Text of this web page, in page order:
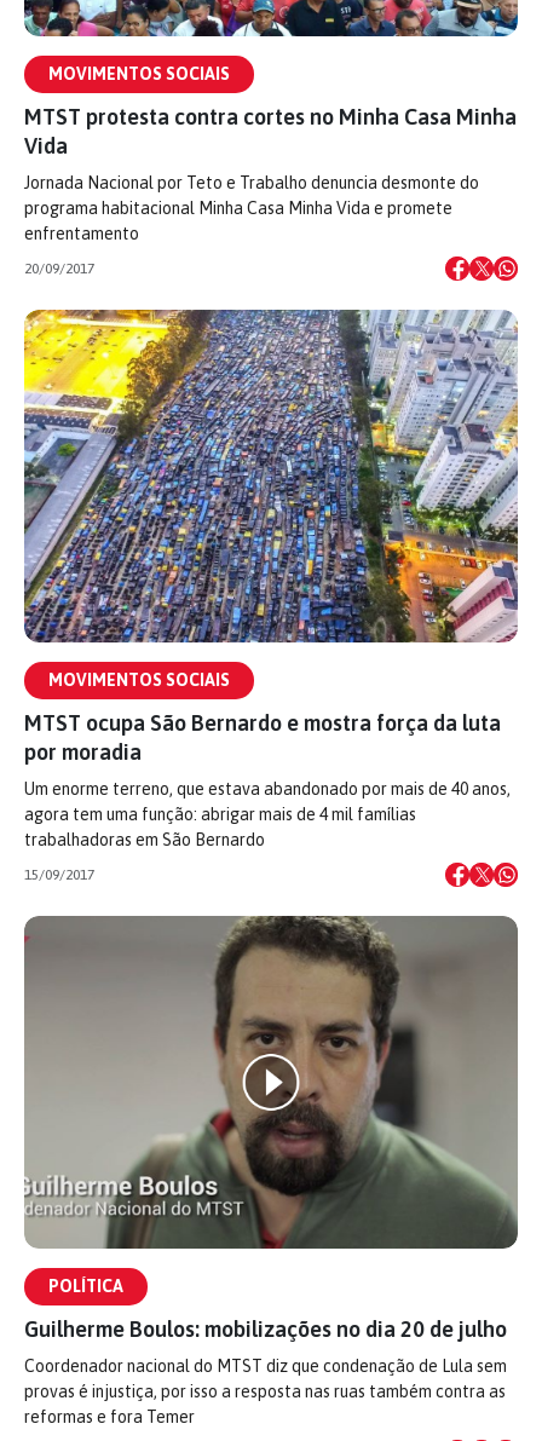
MOVIMENTOS SOCIAIS
MTST protesta contra cortes no Minha Casa Minha
Vida
Jornada Nacional por Teto e Trabalho denuncia desmonte do
programa habitacional Minha Casa Minha Vida e promete
enfrentamento
20/09/2017
MOVIMENTOS SOCIAIS
MTST ocupa São Bernardo e mostra força da luta
por moradia
Um enorme terreno, que estava abandonado por mais de 40 anos,
agora tem uma função: abrigar mais de 4 mil famílias
trabalhadoras em São Bernardo
15/09/2017
POLÍTICA
Guilherme Boulos: mobilizações no dia 20 de julho
Coordenador nacional do MTST diz que condenação de Lula sem
provas é injustiça, por isso a resposta nas ruas também contra as
reformas e fora Temer